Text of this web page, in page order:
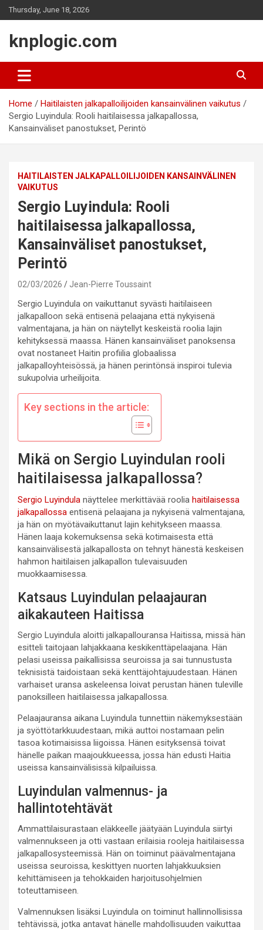
Skip
to
Thursday, June 18, 2026
knplogic.com
Home
Haitilaisten jalkapalloilijoiden kansainvälinen vaikutus
Sergio Luyindula: Rooli haitilaisessa jalkapallossa,
Kansainväliset panostukset, Perintö
HAITILAISTEN JALKAPALLOILIJOIDEN KANSAINVÄLINEN
VAIKUTUS
Sergio Luyindula: Rooli
haitilaisessa jalkapallossa,
Kansainväliset panostukset,
Perintö
02/03/2026 Jean-Pierre Toussaint
Sergio Luyindula on vaikuttanut syvästi haitilaiseen
jalkapalloon sekä entisenä pelaajana että nykyisenä
valmentajana, ja hän on näytellyt keskeistä roolia lajin
kehityksessä maassa. Hänen kansainväliset panoksensa
ovat nostaneet Haitin profiilia globaalissa
jalkapalloyhteisössä, ja hänen perintönsä inspiroi tulevia
sukupolvia urheilijoita.
Key sections in the article:
Mikä on Sergio Luyindulan rooli
haitilaisessa jalkapallossa?
Sergio Luyindula näyttelee merkittävää roolia haitilaisessa
jalkapallossa entisenä pelaajana ja nykyisenä valmentajana,
ja hän on myötävaikuttanut lajin kehitykseen maassa.
Hänen laaja kokemuksensa sekä kotimaisesta että
kansainvälisestä jalkapallosta on tehnyt hänestä keskeisen
hahmon haitilaisen jalkapallon tulevaisuuden
muokkaamisessa.
Katsaus Luyindulan pelaajauran
aikakauteen Haitissa
Sergio Luyindula aloitti jalkapallouransa Haitissa, missä hän
esitteli taitojaan lahjakkaana keskikenttäpelaajana. Hän
pelasi useissa paikallisissa seuroissa ja sai tunnustusta
teknisistä taidoistaan sekä kenttäjohtajuudestaan. Hänen
varhaiset uransa askeleensa loivat perustan hänen tuleville
panoksilleen haitilaisessa jalkapallossa.
Pelaajauransa aikana Luyindula tunnettiin näkemyksestään
ja syöttötarkkuudestaan, mikä auttoi nostamaan pelin
tasoa kotimaisissa liigoissa. Hänen esityksensä toivat
hänelle paikan maajoukkueessa, jossa hän edusti Haitia
useissa kansainvälisissä kilpailuissa.
Luyindulan valmennus- ja
hallintotehtävät
Ammattilaisurastaan eläkkeelle jäätyään Luyindula siirtyi
valmennukseen ja otti vastaan erilaisia rooleja haitilaisessa
jalkapallosysteemissä. Hän on toiminut päävalmentajana
useissa seuroissa, keskittyen nuorten lahjakkuuksien
kehittämiseen ja tehokkaiden harjoitusohjelmien
toteuttamiseen.
Valmennuksen lisäksi Luyindula on toiminut hallinnollisissa
tehtävissä, jotka antavat hänelle mahdollisuuden vaikuttaa